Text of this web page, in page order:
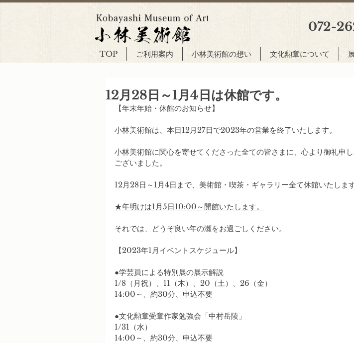
072-
TOP ご利用案内 小林美術館の想い 文化勲章について
12月28日～1月4日は休館です。
【年末年始・休館のお知らせ】
小林美術館は、本日12月27日で2023年の営業を終了いたします。
小林美術館に関心を寄せてくださった全ての皆さまに、心より御礼申
ございました。
12月28日～1月4日まで、美術館・喫茶・ギャラリー全て休館いたします
★年明けは1月5日10:00～開館いたします。
それでは、どうぞ良い年の瀬をお過ごしください。
【2023年1月イベントスケジュール】
●学芸員による特別展の展示解説
1/8（月祝）、11（木）、20（土）、26（金）
14:00～、約30分、申込不要
●文化勲章受章作家勉強会「中村岳陵」
1/31（水）
14:00～、約30分、申込不要